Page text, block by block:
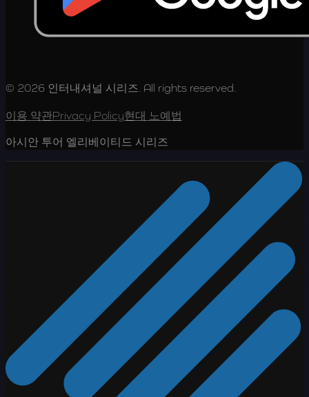
© 2026 인터내셔널 시리즈. All rights reserved.
이용 약관Privacy Policy현대 노예법
아시안 투어 엘리베이티드 시리즈